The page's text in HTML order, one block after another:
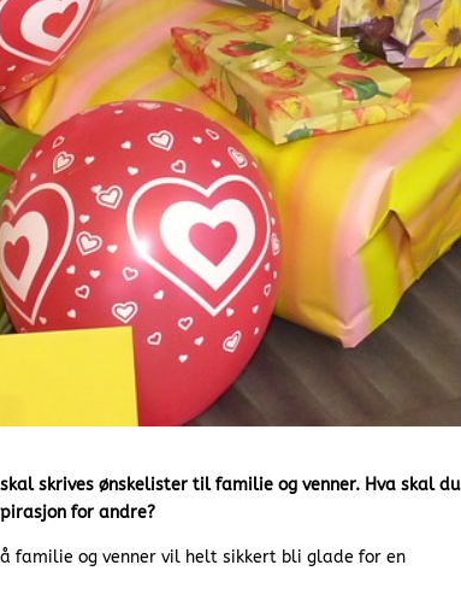
skrives ønskelister til familie og venner. Hva skal du
for andre?
familie og venner vil helt sikkert bli glade for en